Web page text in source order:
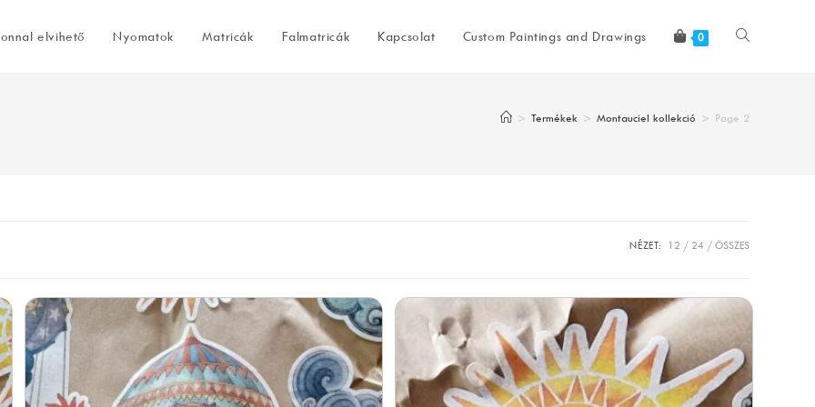
elvihető Nyomatok Matricák Falmatricák Kapcsolat Custom Paintings and Drawings 0 Toggle
> Termékek > Montauciel kollekció > Page 2
NÉZET: 12 24 ÖSSZES